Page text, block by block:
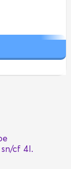
sn/cf 4l.